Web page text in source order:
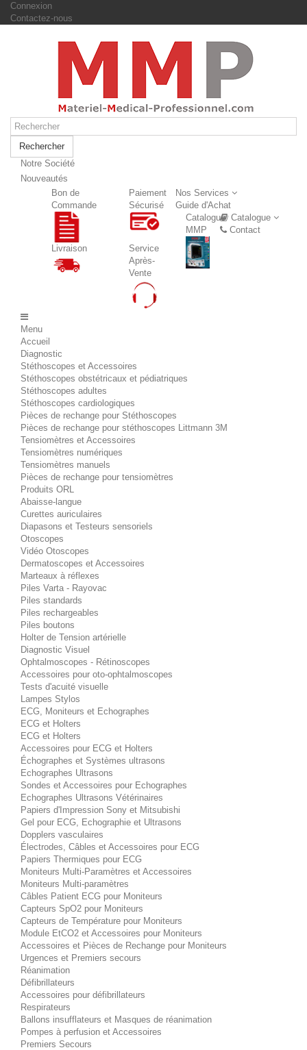
Connexion
Contactez-nous
Rechercher
Notre Société
Nouveautés
Nos Services
Bon de
Commande
Paiement
Sécurisé
Livraison
Service
Après-
Vente
Guide d'Achat
Catalogue
Catalogue
MMP
Contact
Menu
Accueil
Diagnostic
Stéthoscopes et Accessoires
Stéthoscopes obstétricaux et pédiatriques
Stéthoscopes adultes
Stéthoscopes cardiologiques
Pièces de rechange pour Stéthoscopes
Pièces de rechange pour stéthoscopes Littmann 3M
Tensiomètres et Accessoires
Tensiomètres numériques
Tensiomètres manuels
Pièces de rechange pour tensiomètres
Produits ORL
Abaisse-langue
Curettes auriculaires
Diapasons et Testeurs sensoriels
Otoscopes
Vidéo Otoscopes
Dermatoscopes et Accessoires
Marteaux à réflexes
Piles Varta - Rayovac
Piles standards
Piles rechargeables
Piles boutons
Holter de Tension artérielle
Diagnostic Visuel
Ophtalmoscopes - Rétinoscopes
Accessoires pour oto-ophtalmoscopes
Tests d'acuité visuelle
Lampes Stylos
ECG, Moniteurs et Echographes
ECG et Holters
ECG et Holters
Accessoires pour ECG et Holters
Échographes et Systèmes ultrasons
Echographes Ultrasons
Sondes et Accessoires pour Echographes
Echographes Ultrasons Vétérinaires
Papiers d'Impression Sony et Mitsubishi
Gel pour ECG, Echographie et Ultrasons
Dopplers vasculaires
Électrodes, Câbles et Accessoires pour ECG
Papiers Thermiques pour ECG
Moniteurs Multi-Paramètres et Accessoires
Moniteurs Multi-paramètres
Câbles Patient ECG pour Moniteurs
Capteurs SpO2 pour Moniteurs
Capteurs de Température pour Moniteurs
Module EtCO2 et Accessoires pour Moniteurs
Accessoires et Pièces de Rechange pour Moniteurs
Urgences et Premiers secours
Réanimation
Défibrillateurs
Accessoires pour défibrillateurs
Respirateurs
Ballons insufflateurs et Masques de réanimation
Pompes à perfusion et Accessoires
Premiers Secours